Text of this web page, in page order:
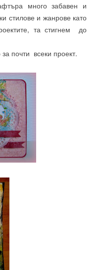
много забавен и
стилове и жанрове като
та стигнем до
почти всеки проект.